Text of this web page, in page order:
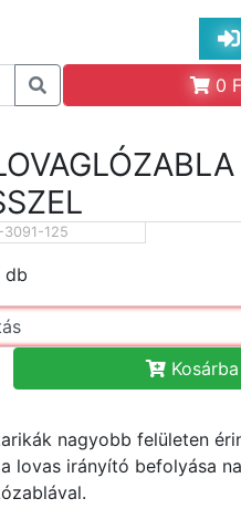
0
125
db
nagyobb felületen
lovas irányító befolyása